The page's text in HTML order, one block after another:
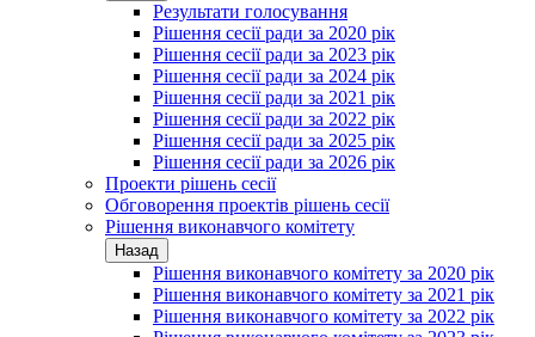
Результати голосування
Рішення сесії ради за 2020 рік
Рішення сесії ради за 2023 рік
Рішення сесії ради за 2024 рік
Рішення сесії ради за 2021 рік
Рішення сесії ради за 2022 рік
Рішення сесії ради за 2025 рік
Рішення сесії ради за 2026 рік
Проекти рішень сесії
Обговорення проектів рішень сесії
Рішення виконавчого комітету
Назад
Рішення виконавчого комітету за 2020 рік
Рішення виконавчого комітету за 2021 рік
Рішення виконавчого комітету за 2022 рік